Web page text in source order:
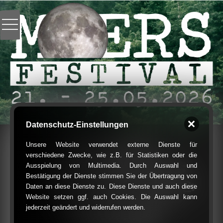
Jojo Schütt –
Feldstudien Nr. 1:
Wessen Feld? / Nr. 2:
Welches Feld
Datenschutz-Einstellungen
Unsere Website verwendet externe Dienste für
verschiedene Zwecke, wie z.B. für Statistiken oder die
Ausspielung von Multimedia. Durch Auswahl und
Bestätigung der Dienste stimmen Sie der Übertragung von
Daten an diese Dienste zu. Diese Dienste und auch diese
Website setzen ggf. auch Cookies. Die Auswahl kann
jederzeit geändert und widerrufen werden.